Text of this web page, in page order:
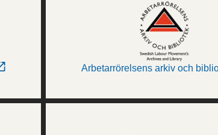
Arbetarrörelsens arkiv och